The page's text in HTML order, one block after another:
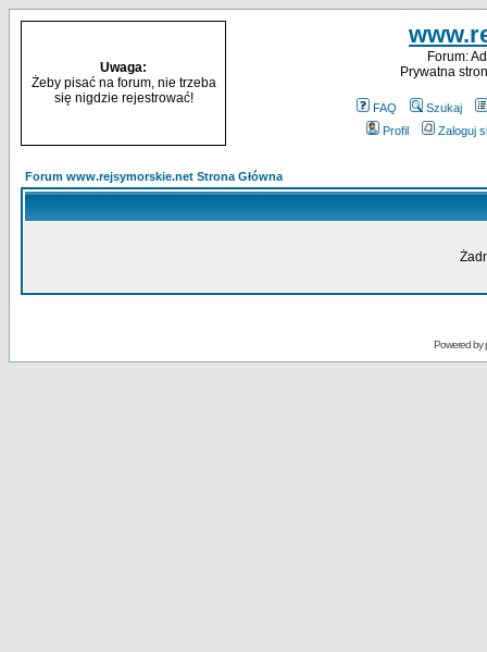
Uwaga:
Żeby pisać na forum, nie trzeba
się nigdzie rejestrować!
Forum:
Prywatna
FAQ
Szukaj
Profil
Zaloguj
Forum www.rejsymorskie.net Strona Główna
Powered by